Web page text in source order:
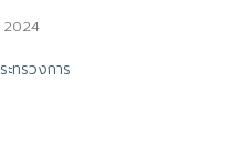
2024
ทรวงการ